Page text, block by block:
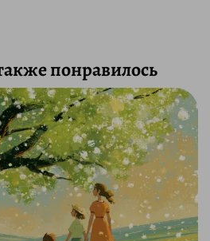
понравилось